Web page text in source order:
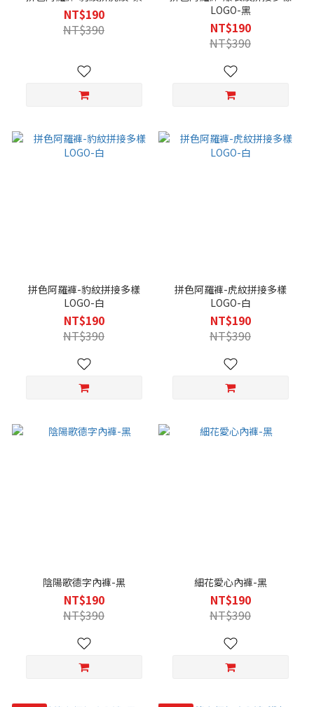
NT$190
NT$390
LOGO-黑
NT$190
NT$390
拼色阿羅褲-豹紋拼接多樣
LOGO-白
NT$190
NT$390
拼色阿羅褲-虎紋拼接多樣
LOGO-白
NT$190
NT$390
陰陽歌德字內褲-黑
NT$190
NT$390
細花愛心內褲-黑
NT$190
NT$390